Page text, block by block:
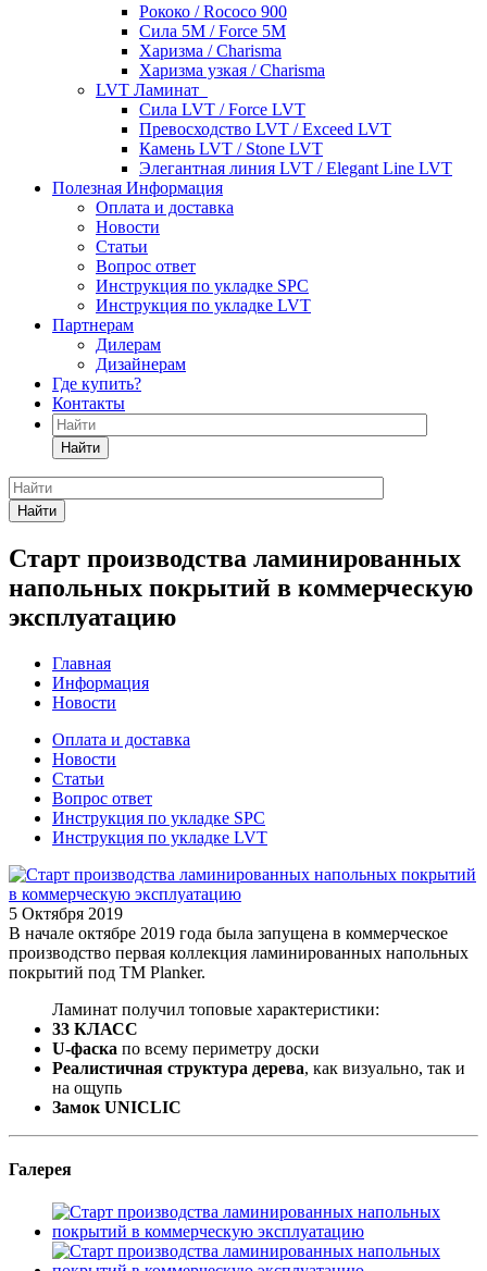
Рококо / Rococo 900
Сила 5М / Force 5М
Харизма / Charisma
Харизма узкая / Charisma
LVT Ламинат
Сила LVT / Force LVT
Превосходство LVT / Exceed LVT
Камень LVT / Stone LVT
Элегантная линия LVT / Elegant Line LVT
Полезная Информация
Оплата и доставка
Новости
Статьи
Вопрос ответ
Инструкция по укладке SPC
Инструкция по укладке LVT
Партнерам
Дилерам
Дизайнерам
Где купить?
Контакты
Найти
Найти
Старт производства ламинированных
напольных покрытий в коммерческую
эксплуатацию
Главная
Информация
Новости
Оплата и доставка
Новости
Статьи
Вопрос ответ
Инструкция по укладке SPC
Инструкция по укладке LVT
5 Октября 2019
В начале октябре 2019 года была запущена в коммерческое
производство первая коллекция ламинированных напольных
покрытий под ТМ Planker.
Ламинат получил топовые характеристики:
33 КЛАСС
U-фаска по всему периметру доски
Реалистичная структура дерева, как визуально, так и
на ощупь
Замок UNICLIC
Галерея